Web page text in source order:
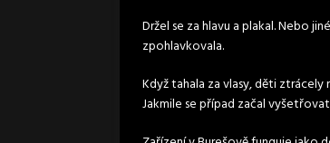
Držel se za hlavu a plakal. Nebo
zpohlavkovala.
Když tahala za vlasy, děti
Jakmile se případ začal